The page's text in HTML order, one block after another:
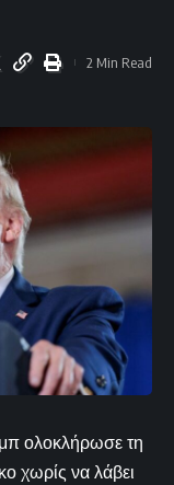
2 Min Read
ολοκλήρωσε τη
χωρίς να λάβει